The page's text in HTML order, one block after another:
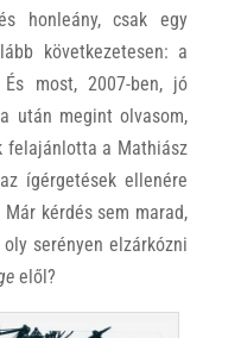
honleány, csak egy
következetesen: a
most, 2007-ben, jó
után megint olvasom,
felajánlotta a Mathiász
ígérgetések ellenére
kérdés sem marad,
serényen elzárkózni
elől?